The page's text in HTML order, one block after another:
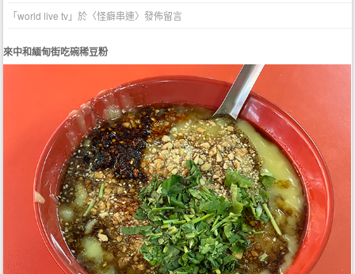
「world live tv」於〈怪癖串連〉發佈留言
來中和緬甸街吃碗稀豆粉